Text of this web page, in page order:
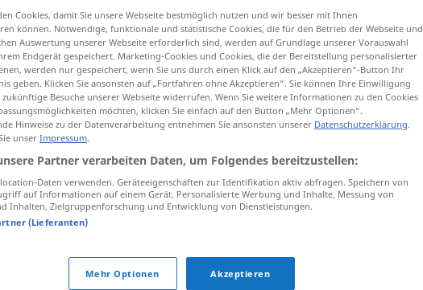
beitragen
Cookies, damit Sie unsere Webseite bestmöglich nutzen und wir besser mit Ihnen
können. Notwendige, funktionale und statistische Cookies, die für den Betrieb der Webseite und
Auswertung unserer Webseite erforderlich sind, werden auf Grundlage unserer Vorauswahl
Endgerät gespeichert. Marketing-Cookies und Cookies, die der Bereitstellung personalisierter
werden nur gespeichert, wenn Sie uns durch einen Klick auf den „Akzeptieren“-Button Ihr
geben. Klicken Sie ansonsten auf „Fortfahren ohne Akzeptieren“. Sie können Ihre Einwilligung
Besuche unserer Webseite widerrufen. Wenn Sie weitere Informationen zu den Cookies
möchten, klicken Sie einfach auf den Button „Mehr Optionen“.
Hinweise zu der Datenverarbeitung entnehmen Sie ansonsten unserer Datenschutzerklärung.
unser Impressum.
Partner verarbeiten Daten, um Folgendes bereitzustellen:
Daten verwenden. Geräteeigenschaften zur Identifikation aktiv abfragen. Speichern von
auf Informationen auf einem Gerät. Personalisierte Werbung und Inhalte, Messung von
Inhalten, Zielgruppenforschung und Entwicklung von Dienstleistungen.
(Lieferanten)
Mehr Optionen Akzeptieren